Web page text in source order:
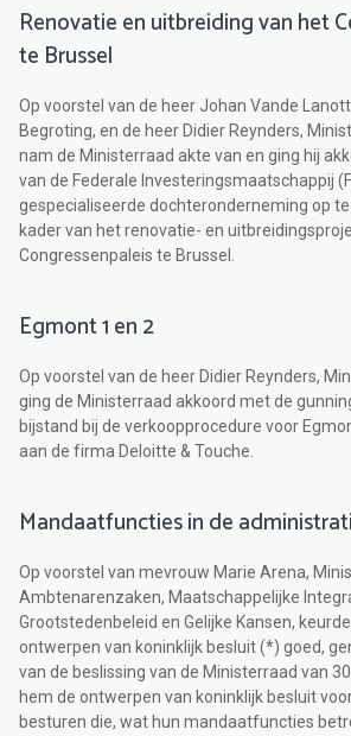
Renovatie en uitbreiding van het
te Brussel
Op voorstel van de heer Johan Vande
Begroting, en de heer Didier Reynders,
nam de Ministerraad akte van en ging hij
van de Federale Investeringsmaatschappij
gespecialiseerde dochteronderneming op
kader van het renovatie- en
Congressenpaleis te Brussel.
Egmont 1 en 2
Op voorstel van de heer Didier Reynders,
ging de Ministerraad akkoord met de
bijstand bij de verkoopprocedure voor
aan de firma Deloitte & Touche.
Mandaatfuncties in de
Op voorstel van mevrouw Marie Arena,
Ambtenarenzaken, Maatschappelijke
Grootstedenbeleid en Gelijke Kansen,
ontwerpen van koninklijk besluit (*) goed,
van de beslissing van de Ministerraad van
hem de ontwerpen van koninklijk besluit
besturen die, wat hun mandaatfuncties